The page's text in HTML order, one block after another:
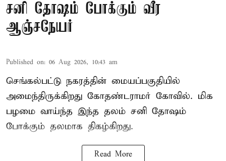
சனி தோஷம் போக்கும் வீர
ஆஞ்சநேயர்
Published on: 06 Aug 2026, 10:43 am
செங்கல்பட்டு நகரத்தின் மையப்பகுதியில்
அமைந்திருக்கிறது கோதண்டராமர் கோவில். மிக
பழமை வாய்ந்த இந்த தலம் சனி தோஷம்
போக்கும் தலமாக திகழ்கிறது.
Read More